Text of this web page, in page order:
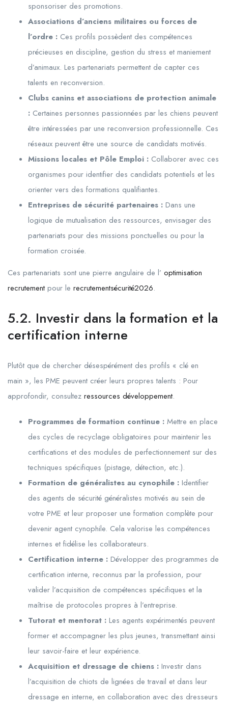
sponsoriser des promotions.
Associations d’anciens militaires ou forces de
l’ordre : Ces profils possèdent des compétences
précieuses en discipline, gestion du stress et maniement
d’animaux. Les partenariats permettent de capter ces
talents en reconversion.
Clubs canins et associations de protection animale
: Certaines personnes passionnées par les chiens peuvent
être intéressées par une reconversion professionnelle. Ces
réseaux peuvent être une source de candidats motivés.
Missions locales et Pôle Emploi : Collaborer avec ces
organismes pour identifier des candidats potentiels et les
orienter vers des formations qualifiantes.
Entreprises de sécurité partenaires : Dans une
logique de mutualisation des ressources, envisager des
partenariats pour des missions ponctuelles ou pour la
formation croisée.
Ces partenariats sont une pierre angulaire de l’ optimisation
recrutementpour le recrutementsécurité2026.
5.2. Investir dans la formation et la
certification interne
Plutôt que de chercher désespérément des profils « clé en
main », les PME peuvent créer leurs propres talents : Pour
approfondir, consultez ressources développement.
Programmes de formation continue : Mettre en place
des cycles de recyclage obligatoires pour maintenir les
certifications et des modules de perfectionnement sur des
techniques spécifiques (pistage, détection, etc.).
Formation de généralistes au cynophile : Identifier
des agents de sécurité généralistes motivés au sein de
votre PME et leur proposer une formation complète pour
devenir agent cynophile. Cela valorise les compétences
internes et fidélise les collaborateurs.
Certification interne : Développer des programmes de
certification interne, reconnus par la profession, pour
valider l’acquisition de compétences spécifiques et la
maîtrise de protocoles propres à l’entreprise.
Tutorat et mentorat : Les agents expérimentés peuvent
former et accompagner les plus jeunes, transmettant ainsi
leur savoir-faire et leur expérience.
Acquisition et dressage de chiens : Investir dans
l’acquisition de chiots de lignées de travail et dans leur
dressage en interne, en collaboration avec des dresseurs